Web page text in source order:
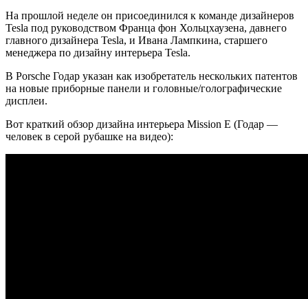
На прошлой неделе он присоединился к команде дизайнеров
Tesla под руководством Франца фон Хольцхаузена, давнего
главного дизайнера Tesla, и Ивана Лампкина, старшего
менеджера по дизайну интерьера Tesla.
В Porsche Годар указан как изобретатель нескольких патентов
на новые приборные панели и головные/голографические
дисплеи.
Вот краткий обзор дизайна интерьера Mission E (Годар —
человек в серой рубашке на видео):